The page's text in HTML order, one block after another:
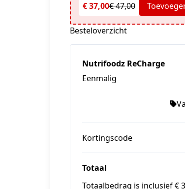
€ 37,00€ 47,00
Besteloverzicht
Nutrifoodz ReCharge
Eenmalig
Kortingscode
Totaal
Totaalbedrag is inclusief €